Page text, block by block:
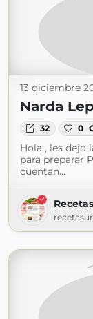
13 diciembre
Narda
32 0
Hola , les dejo
para preparar
cuentan...